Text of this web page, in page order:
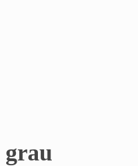
Jens
grau